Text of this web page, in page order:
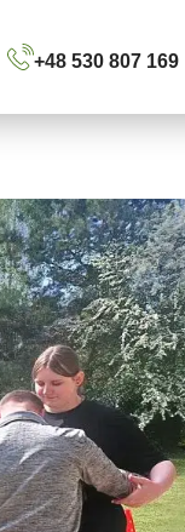
+48 530 807 169